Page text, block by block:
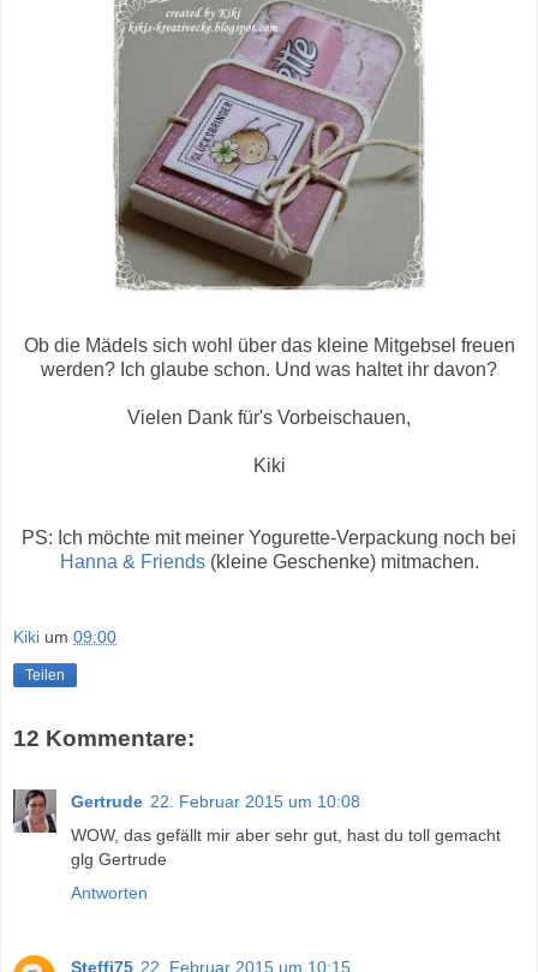
Ob die Mädels sich wohl über das kleine Mitgebsel freuen
werden? Ich glaube schon. Und was haltet ihr davon?
Vielen Dank für's Vorbeischauen,
Kiki
PS: Ich möchte mit meiner Yogurette-Verpackung noch bei
Hanna & Friends(kleine Geschenke) mitmachen.
Kiki um 09:00
Teilen
12 Kommentare:
Gertrude 22. Februar 2015 um 10:08
WOW, das gefällt mir aber sehr gut, hast du toll gemacht
glg Gertrude
Antworten
Steffi75 22. Februar 2015 um 10:15